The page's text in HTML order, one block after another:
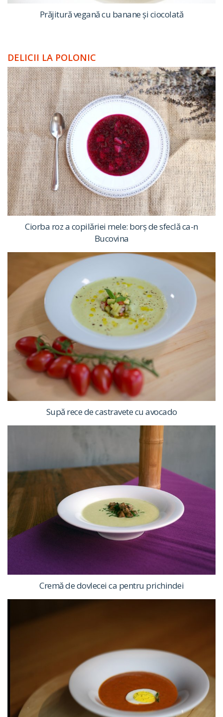
Prăjitură vegană cu banane și ciocolată
DELICII LA POLONIC
Ciorba roz a copilăriei mele: borș de sfeclă ca-n
Bucovina
Supă rece de castravete cu avocado
Cremă de dovlecei ca pentru prichindei